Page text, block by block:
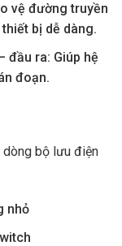
vệ đường truyền
bị dễ dàng.
đầu ra: Giúp hệ
đoạn.
bộ lưu điện
nhỏ